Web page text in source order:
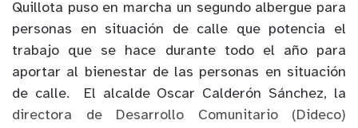
Quillota puso en marcha un segundo albergue para
personas en situación de calle que potencia el
trabajo que se hace durante todo el año para
aportar al bienestar de las personas en situación
de calle. El alcalde Oscar Calderón Sánchez, la
directora de Desarrollo Comunitario (Dideco)